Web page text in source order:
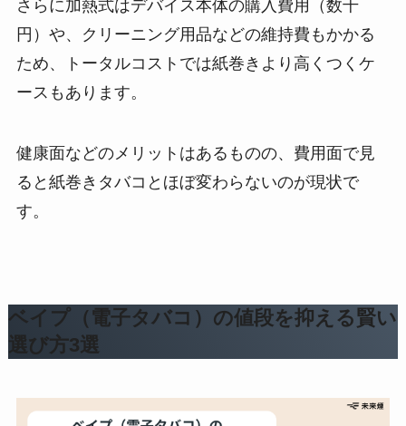
さらに加熱式はデバイス本体の購入費用（数千
円）や、クリーニング用品などの維持費もかかる
ため、トータルコストでは紙巻きより高くつくケ
ースもあります​。
健康面などのメリットはあるものの、費用面で見
ると紙巻きタバコとほぼ変わらないのが現状で
す。
ベイプ（電子タバコ）の値段を抑える賢い
選び方3選